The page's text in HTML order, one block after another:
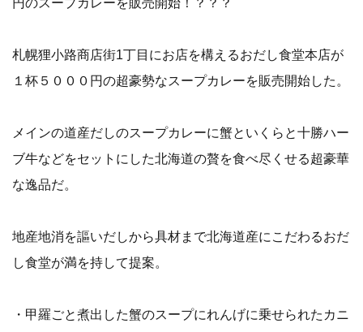
札幌狸小路商店街1丁目にお店を構えるおだし食堂本店が
１杯５０００円の超豪勢なスープカレーを販売開始した。
メインの道産だしのスープカレーに蟹といくらと十勝ハー
ブ牛などをセットにした北海道の贅を食べ尽くせる超豪華
な逸品だ。
地産地消を謳いだしから具材まで北海道産にこだわるおだ
し食堂が満を持して提案。
・甲羅ごと煮出した蟹のスープにれんげに乗せられたカニ